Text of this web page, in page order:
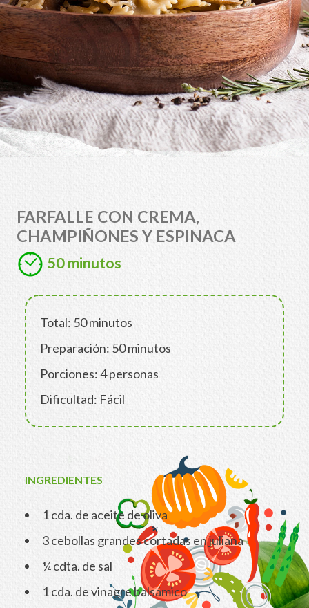
FARFALLE CON CREMA,
CHAMPIÑONES Y ESPINACA
50 minutos
Total: 50 minutos
Preparación: 50 minutos
Porciones: 4 personas
Dificultad: Fácil
INGREDIENTES
1 cda. de aceite de oliva
3 cebollas grandes cortadas en juliana
¼ cdta. de sal
1 cda. de vinagre balsámico